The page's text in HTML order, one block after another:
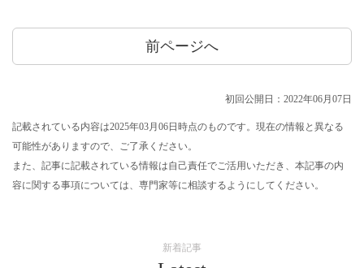
前ページへ
初回公開日：2022年06月07日
記載されている内容は2025年03月06日時点のものです。現在の情報と異なる
可能性がありますので、ご了承ください。
また、記事に記載されている情報は自己責任でご活用いただき、本記事の内
容に関する事項については、専門家等に相談するようにしてください。
新着記事